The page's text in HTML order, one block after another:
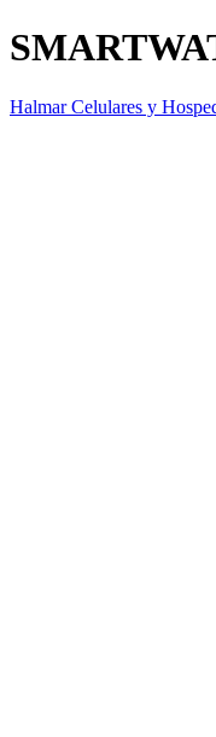
Halmar Celulares y